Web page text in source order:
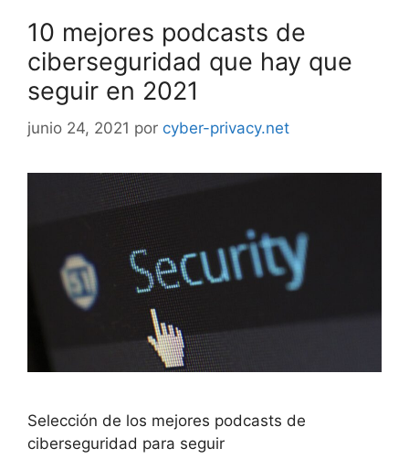
10 mejores podcasts de
ciberseguridad que hay que
seguir en 2021
junio 24, 2021 por cyber-privacy.net
Selección de los mejores podcasts de
ciberseguridad para seguir